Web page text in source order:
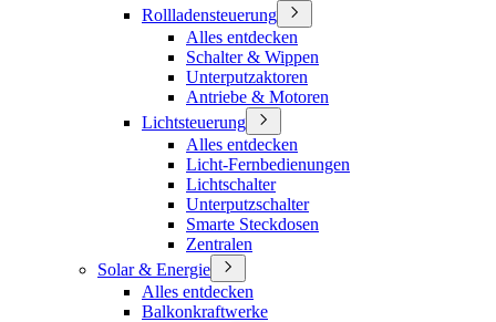
Rollladensteuerung
Alles entdecken
Schalter & Wippen
Unterputzaktoren
Antriebe & Motoren
Lichtsteuerung
Alles entdecken
Licht-Fernbedienungen
Lichtschalter
Unterputzschalter
Smarte Steckdosen
Zentralen
Solar & Energie
Alles entdecken
Balkonkraftwerke